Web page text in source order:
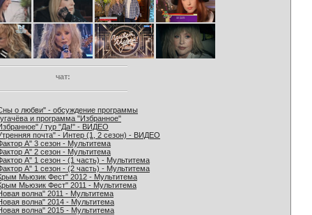
чат:
о любви" - обсуждение программы
и программа "Избранное"
/ тур "Да!" - ВИДЕО
почта" - Интер (1, 2 сезон) - ВИДЕО
А" 3 сезон - Мультитема
А" 2 сезон - Мультитема
А" 1 сезон - (1 часть) - Мультитема
А" 1 сезон - (2 часть) - Мультитема
Мьюзик Фест" 2012 - Мультитема
Мьюзик Фест" 2011 - Мультитема
волна" 2011 - Мультитема
волна" 2014 - Мультитема
волна" 2015 - Мультитема